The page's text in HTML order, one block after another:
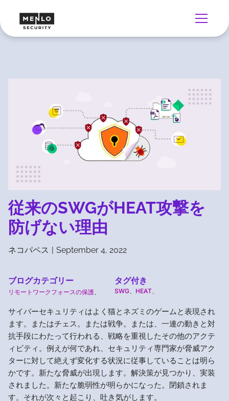
従来のSWGがHEAT攻撃を
防げない理由
ネコパペス | September 4, 2022
ブログカテゴリー
リモートワークフォースの保護
タグ付き
SWG HEAT
サイバーセキュリティはよく猫とネズミのゲームと表現され
ます。またはチェス。または戦争。または、一連の動きと対
抗手段にわたって行われる、戦略を重視したその他のアクテ
ィビティ。例えが何であれ、セキュリティ専門家が脅威アク
ターに対して絶えず変化する状況に従事していることは明ら
かです。新たな脅威が出現します。解決策が見つかり、実装
されました。新たな脆弱性が明らかになった。閉鎖されま
す。それが次々と起こり、吐き気がします。